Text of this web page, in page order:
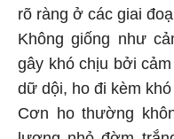
rõ ràng ở các giai
Không giống như
gây khó chịu bởi
dữ dội, ho đi kèm
Cơn ho thường